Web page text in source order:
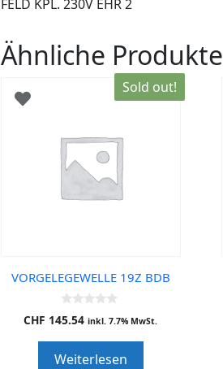
FELD KPL. 230V EHR 2
Ähnliche Produkte
Sold out!
VORGELEGEWELLE 19Z BDB
0
o
o
CHF 145.54 inkl. 7.7% MwSt.
Weiterlesen